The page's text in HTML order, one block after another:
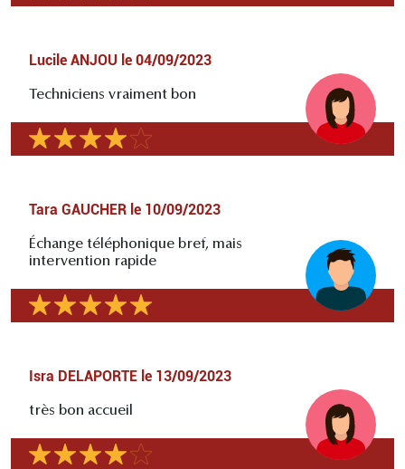
Lucile ANJOU le 04/09/2023
Techniciens vraiment bon
Tara GAUCHER le 10/09/2023
Échange téléphonique bref, mais
intervention rapide
Isra DELAPORTE le 13/09/2023
très bon accueil